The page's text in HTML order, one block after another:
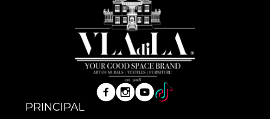
PRINCIPAL